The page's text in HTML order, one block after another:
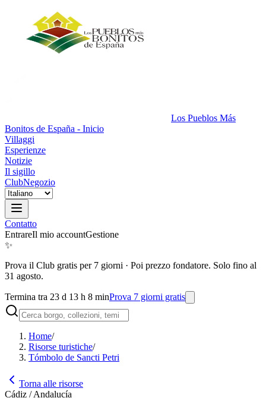
Los Pueblos Más
Bonitos de España - Inicio
Villaggi
Esperienze
Notizie
Il sigillo
ClubNegozio
Contatto
EntrareIl mio accountGestione
✨
Prova il Club gratis per 7 giorni · Poi prezzo fondatore. Solo fino al
31 agosto.
Termina tra 23 d 13 h 8 minProva 7 giorni gratis
Home/
Risorse turistiche/
Tómbolo de Sancti Petri
Torna alle risorse
Cádiz / Andalucía